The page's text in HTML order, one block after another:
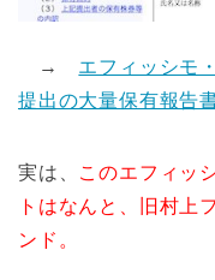
→ エフィッシモ
提出の大量保有報告
実は、 このエフィッ
トはなんと、旧村上
ンド。